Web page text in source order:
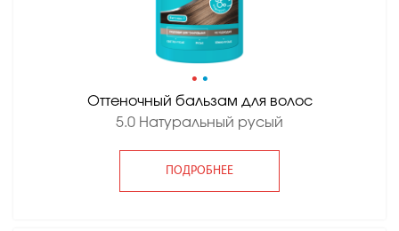
• •
Оттеночный бальзам для волос
5.0 Натуральный русый
ПОДРОБНЕЕ